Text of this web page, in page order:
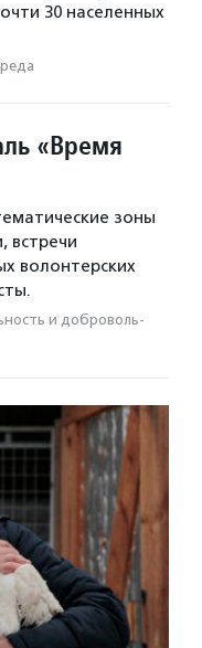
30 населенных
«Время
зоны
встречи
волонтерских
и доброволь­